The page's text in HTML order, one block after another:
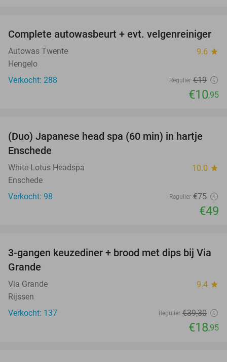
42%
Complete autowasbeurt + evt. velgenreiniger
Autowas Twente 9.6 star
Hengelo
Verkocht: 288
Regulier €19
€10,95
35%
(Duo) Japanese head spa (60 min) in hartje
Enschede
White Lotus Headspa 10.0 star
Enschede
Verkocht: 98
Regulier €75
€49
52%
3-gangen keuzediner + brood met dips bij Via
Grande
Via Grande 9.4 star
Rijssen
Verkocht: 137
Regulier €39,30
€18,95